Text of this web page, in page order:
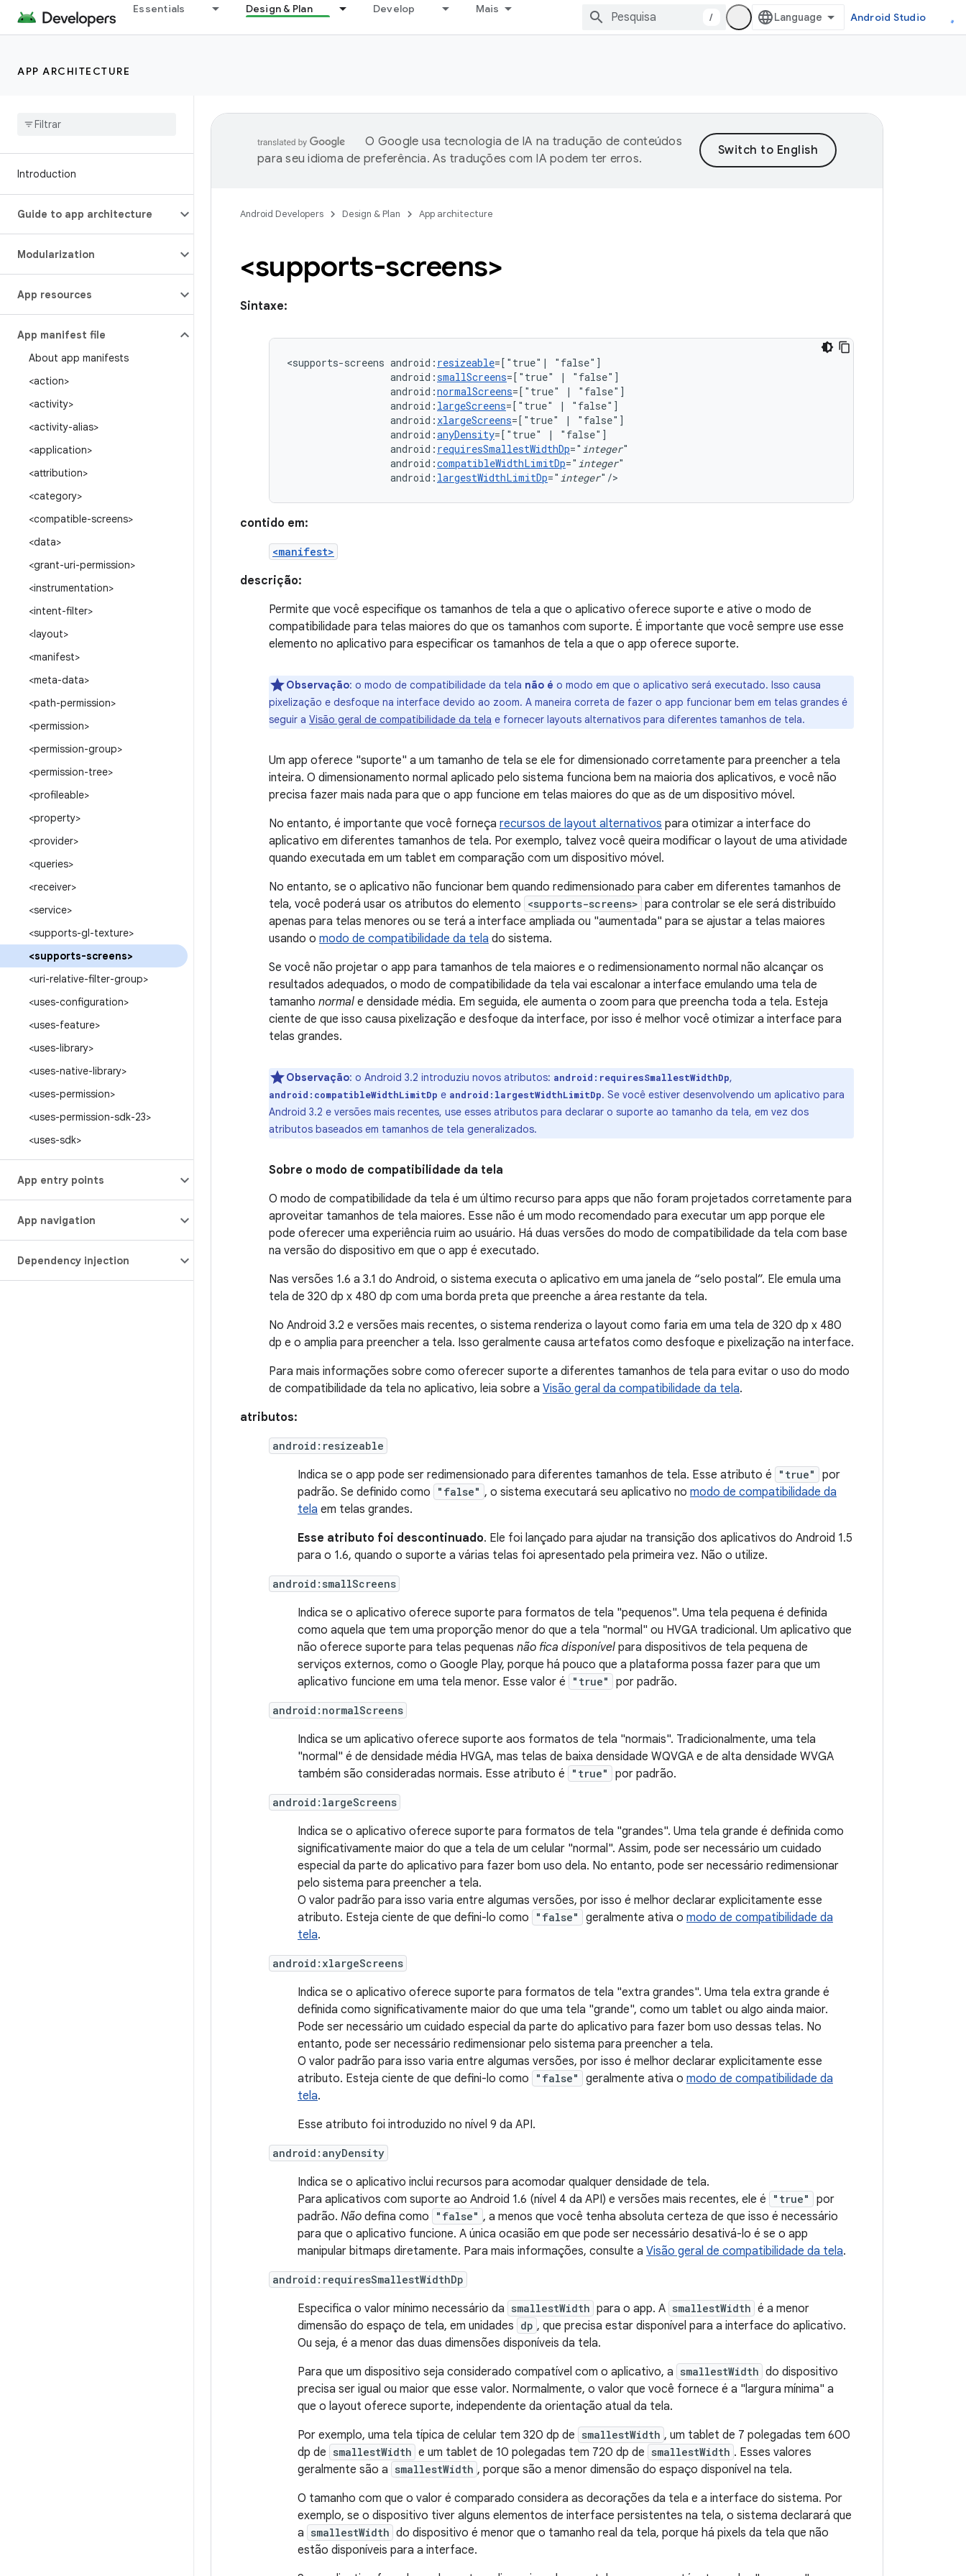
Essentials Design & Plan Develop Mais
/ Android Studio
APP ARCHITECTURE
Introduction
Guide to app architecture
Modularization
App resources
App manifest file
About app manifests
<action>
<activity>
<activity-alias>
<application>
<attribution>
<category>
<compatible-screens>
<data>
<grant-uri-permission>
<instrumentation>
<intent-filter>
<layout>
<manifest>
<meta-data>
<path-permission>
<permission>
<permission-group>
<permission-tree>
<profileable>
<property>
<provider>
<queries>
<receiver>
<service>
<supports-gl-texture>
<supports-screens>
<uri-relative-filter-group>
<uses-configuration>
<uses-feature>
<uses-library>
<uses-native-library>
<uses-permission>
<uses-permission-sdk-23>
<uses-sdk>
App entry points
App navigation
Dependency injection
O Google usa tecnologia de IA na tradução de conteúdos
para seu idioma de preferência. As traduções com IA podem ter erros.
Android Developers Design & Plan App architecture
<supports-screens>
Sintaxe:
<supports-screens android: resizeable=["true"|
android:smallScreens=["true" |
android:normalScreens=["true" |
android: largeScreens=["true" |
android: xlargeScreens=["true" |
android:anyDensity=["true" |
android: requiresSmallestWidthDp=" integer
android:compatibleWidthLimitDp=" integer
android: largestWidthLimitDp=" integer"/>
contido em:
<manifest>
descrição:
Permite que você especifique os tamanhos de tela a que o aplicativo oferece suporte e ative o modo de
compatibilidade para telas maiores do que os tamanhos com suporte. É importante que você sempre use esse
elemento no aplicativo para especificar os tamanhos de tela a que o app oferece suporte.
Observação: o modo de compatibilidade da tela não é o modo em que o aplicativo será executado. Isso causa
pixelização e desfoque na interface devido ao zoom. A maneira correta de fazer o app funcionar bem em telas grandes é
seguir a Visão geral de compatibilidade da tela e fornecer layouts alternativos para diferentes tamanhos de tela.
Um app oferece "suporte" a um tamanho de tela se ele for dimensionado corretamente para preencher a tela
inteira. O dimensionamento normal aplicado pelo sistema funciona bem na maioria dos aplicativos, e você não
precisa fazer mais nada para que o app funcione em telas maiores do que as de um dispositivo móvel.
No entanto, é importante que você forneça recursos de layout alternativos para otimizar a interface do
aplicativo em diferentes tamanhos de tela. Por exemplo, talvez você queira modificar o layout de uma atividade
quando executada em um tablet em comparação com um dispositivo móvel.
No entanto, se o aplicativo não funcionar bem quando redimensionado para caber em diferentes tamanhos de
tela, você poderá usar os atributos do elemento <supports-screens> para controlar se ele será distribuído
apenas para telas menores ou se terá a interface ampliada ou "aumentada" para se ajustar a telas maiores
usando o modo de compatibilidade da tela do sistema.
Se você não projetar o app para tamanhos de tela maiores e o redimensionamento normal não alcançar os
resultados adequados, o modo de compatibilidade da tela vai escalonar a interface emulando uma tela de
tamanho normal e densidade média. Em seguida, ele aumenta o zoom para que preencha toda a tela. Esteja
ciente de que isso causa pixelização e desfoque da interface, por isso é melhor você otimizar a interface para
telas grandes.
Observação: o Android 3.2 introduziu novos atributos: android:requiresSmallestWidthDp,
android:compatibleWidthLimitDp e android:largestWidthLimitDp. Se você estiver desenvolvendo um aplicativo para
Android 3.2 e versões mais recentes, use esses atributos para declarar o suporte ao tamanho da tela, em vez dos
atributos baseados em tamanhos de tela generalizados.
Sobre o modo de compatibilidade da tela
O modo de compatibilidade da tela é um último recurso para apps que não foram projetados corretamente para
aproveitar tamanhos de tela maiores. Esse não é um modo recomendado para executar um app porque ele
pode oferecer uma experiência ruim ao usuário. Há duas versões do modo de compatibilidade da tela com base
na versão do dispositivo em que o app é executado.
Nas versões 1.6 a 3.1 do Android, o sistema executa o aplicativo em uma janela de “selo postal”. Ele emula uma
tela de 320 dp x 480 dp com uma borda preta que preenche a área restante da tela.
No Android 3.2 e versões mais recentes, o sistema renderiza o layout como faria em uma tela de 320 dp x 480
dp e o amplia para preencher a tela. Isso geralmente causa artefatos como desfoque e pixelização na interface.
Para mais informações sobre como oferecer suporte a diferentes tamanhos de tela para evitar o uso do modo
de compatibilidade da tela no aplicativo, leia sobre a Visão geral da compatibilidade da tela.
atributos:
android:resizeable
Indica se o app pode ser redimensionado para diferentes tamanhos de tela. Esse atributo é "true"
por
padrão. Se definido como
"false" , o sistema executará seu aplicativo no modo de compatibilidade da
tela em telas grandes.
Esse atributo foi descontinuado. Ele foi lançado para ajudar na transição dos aplicativos do Android 1.5
para o 1.6, quando o suporte a várias telas foi apresentado pela primeira vez. Não o utilize.
android:smallScreens
Indica se o aplicativo oferece suporte para formatos de tela "pequenos". Uma tela pequena é definida
como aquela que tem uma proporção menor do que a tela "normal" ou HVGA tradicional. Um aplicativo que
não oferece suporte para telas pequenas não fica disponível para dispositivos de tela pequena de
serviços externos, como o Google Play, porque há pouco que a plataforma possa fazer para que um
aplicativo funcione em uma tela menor. Esse valor é
"true" por padrão.
android:normalScreens
Indica se um aplicativo oferece suporte aos formatos de tela "normais". Tradicionalmente, uma tela
"normal" é de densidade média HVGA, mas telas de baixa densidade WQVGA e de alta densidade WVGA
também são consideradas normais. Esse atributo é
"true" por padrão.
android:largeScreens
Indica se o aplicativo oferece suporte para formatos de tela "grandes". Uma tela grande é definida como
significativamente maior do que a tela de um celular "normal". Assim, pode ser necessário um cuidado
especial da parte do aplicativo para fazer bom uso dela. No entanto, pode ser necessário redimensionar
pelo sistema para preencher a tela.
O valor padrão para isso varia entre algumas versões, por isso é melhor declarar explicitamente esse
atributo. Esteja ciente de que defini-lo como
"false" geralmente ativa o modo de compatibilidade da
tela.
android:xlargeScreens
Indica se o aplicativo oferece suporte para formatos de tela "extra grandes". Uma tela extra grande é
definida como significativamente maior do que uma tela "grande", como um tablet ou algo ainda maior.
Pode ser necessário um cuidado especial da parte do aplicativo para fazer bom uso dessas telas. No
entanto, pode ser necessário redimensionar pelo sistema para preencher a tela.
O valor padrão para isso varia entre algumas versões, por isso é melhor declarar explicitamente esse
atributo. Esteja ciente de que defini-lo como
"false" geralmente ativa o modo de compatibilidade da
tela.
Esse atributo foi introduzido no nível 9 da API.
android:anyDensity
Indica se o aplicativo inclui recursos para acomodar qualquer densidade de tela.
Para aplicativos com suporte ao Android 1.6 (nível 4 da API) e versões mais recentes, ele é
"true"
por
padrão. Não defina como "false" , a menos que você tenha absoluta certeza de que isso é necessário
para que o aplicativo funcione. A única ocasião em que pode ser necessário desativá-lo é se o app
manipular bitmaps diretamente. Para mais informações, consulte a Visão geral de compatibilidade da tela.
android:requiresSmallestWidthDp
Especifica o valor mínimo necessário da smallestWidth para o app. A smallestWidth é a menor
dimensão do espaço de tela, em unidades dp , que precisa estar disponível para a interface do aplicativo.
Ou seja, é a menor das duas dimensões disponíveis da tela.
Para que um dispositivo seja considerado compatível com o aplicativo, a smallestWidth do dispositivo
precisa ser igual ou maior que esse valor. Normalmente, o valor que você fornece é a "largura mínima" a
que o layout oferece suporte, independente da orientação atual da tela.
Por exemplo, uma tela típica de celular tem 320 dp de smallestWidth , um tablet de 7 polegadas tem 600
dp de smallestWidth e um tablet de 10 polegadas tem 720 dp de smallestWidth . Esses valores
geralmente são a smallestWidth , porque são a menor dimensão do espaço disponível na tela.
O tamanho com que o valor é comparado considera as decorações da tela e a interface do sistema. Por
exemplo, se o dispositivo tiver alguns elementos de interface persistentes na tela, o sistema declarará que
a smallestWidth do dispositivo é menor que o tamanho real da tela, porque há pixels da tela que não
estão disponíveis para a interface.